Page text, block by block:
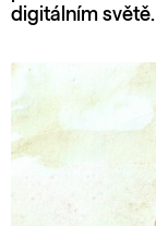
digitálním světě.